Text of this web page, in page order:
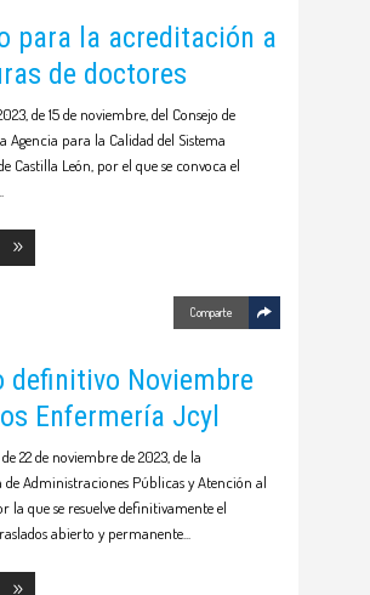
para la acreditación a
de doctores
de 15 de noviembre, del Consejo de
Agencia para la Calidad del Sistema
Castilla León, por el que se convoca el
Comparte
definitivo Noviembre
Enfermería Jcyl
22 de noviembre de 2023, de la
de Administraciones Públicas y Atención al
la que se resuelve definitivamente el
abierto y permanente